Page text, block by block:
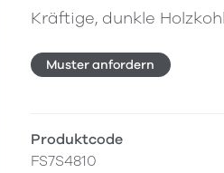
Kräftige, dunkle
Muster anfordern
Produktcode
FS7S4810